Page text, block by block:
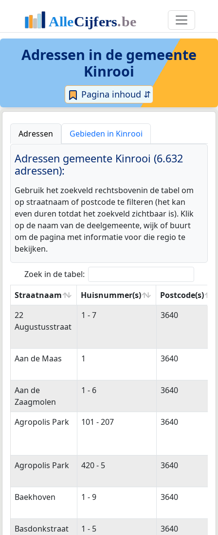
Adressen in de gemeente
Kinrooi
Pagina inhoud ⇵
Adressen Gebieden in Kinrooi
Adressen gemeente Kinrooi (6.632
adressen):
Gebruik het zoekveld rechtsbovenin de tabel om
op straatnaam of postcode te filteren (het kan
even duren totdat het zoekveld zichtbaar is). Klik
op de naam van de deelgemeente, wijk of buurt
om de pagina met informatie voor die regio te
bekijken.
Zoek in de tabel:
Straatnaam
Huisnummer(s)
Postcode(s)
Straatnaam
Huisnummer(s) Postcode(s)
22
Augustusstraat
1 - 7 3640
Aan de Maas 1 3640
Aan de
Zaagmolen
1 - 6 3640
Agropolis Park 101 - 207 3640
Agropolis Park 420 - 5 3640
Baekhoven 1 - 9 3640
Basdonkstraat 1 - 5 3640